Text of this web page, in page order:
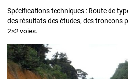
Spécifications techniques : Route de
des résultats des études, des tronçons
2×2 voies.